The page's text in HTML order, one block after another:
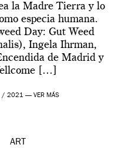
la Madre Tierra y lo
especia humana.
Day: Gut Weed
Ingela Ihrman,
de Madrid y
[…]
/ 2021 —VER MÁS
ART